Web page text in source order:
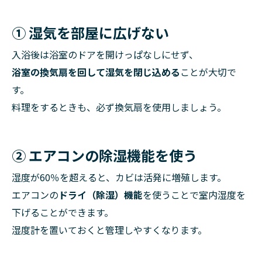
① 湿気を部屋に広げない
入浴後は浴室のドアを開けっぱなしにせず、
浴室の換気扇を回して湿気を閉じ込めることが大切で
す。
料理をするときも、必ず換気扇を使用しましょう。
② エアコンの除湿機能を使う
湿度が60％を超えると、カビは活発に増殖します。
エアコンの ドライ（除湿）機能を使うことで室内湿度を
下げることができます。
湿度計を置いておくと管理しやすくなります。